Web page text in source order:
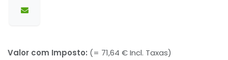
Valor com Imposto: (= 71,64 € Incl. Taxas)